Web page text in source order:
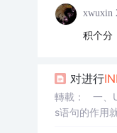
xwuxin
积个分
对进行
轉載： 一
s语句的作用